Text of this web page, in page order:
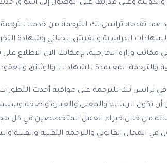
وعلى قدرتها على الوصول إلى أسواق
عما تقدمه ترانس تك للترجمة من خدمات ترجمة
الدراسية والفيش الجنائي وشهادة
وزارة الخارجية، بإمكانك الآن الاطلاع
والترجمة المعتمدة للشهادات والوثائق
ترانس تك للترجمة على مواكبة أحدث
أن تكون الرسالة والمعنى والعبارة واضحة
خلال خبراء العمل المتخصصين في كل مجال
القانوني والترجمة التقنية والفنية